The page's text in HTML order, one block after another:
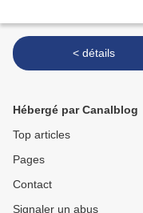
< détails
Hébergé par Canalblog
Top articles
Pages
Contact
Signaler un abus